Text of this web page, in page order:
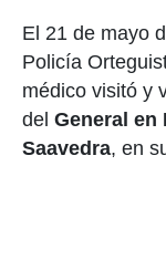
El 21 de mayo
Policía
médico visitó y
del General en
Saavedra, en